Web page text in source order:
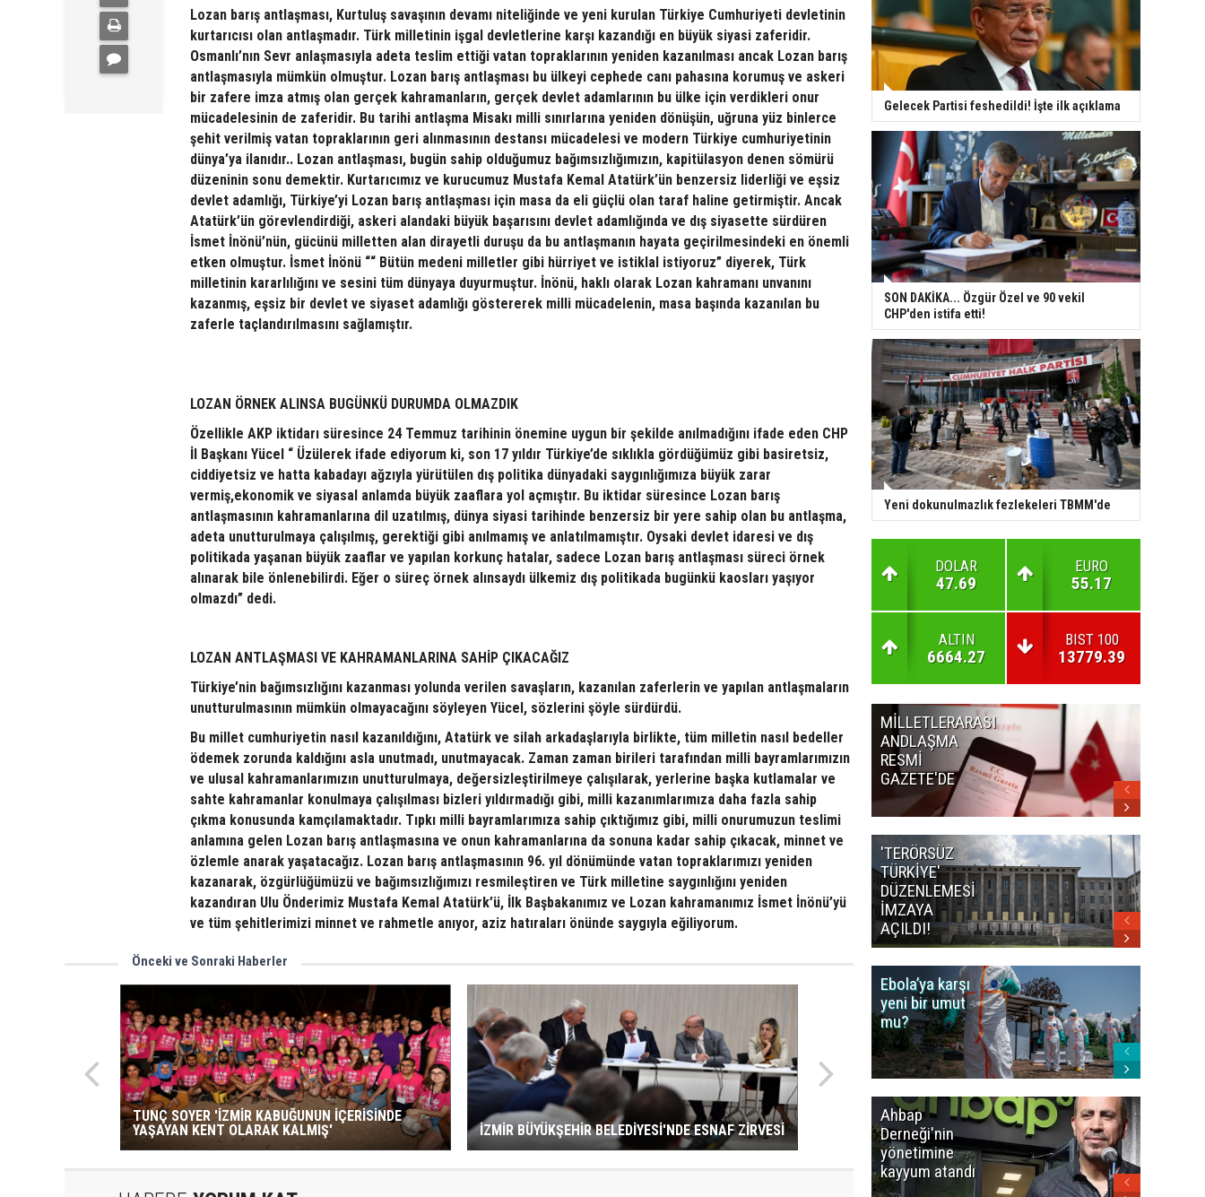
Lozan barış antlaşması, Kurtuluş savaşının devamı niteliğinde ve yeni kurulan Türkiye Cumhuriyeti devletinin
kurtarıcısı olan antlaşmadır. Türk milletinin işgal devletlerine karşı kazandığı en büyük siyasi zaferidir.
Osmanlı’nın Sevr anlaşmasıyla adeta teslim ettiği vatan topraklarının yeniden kazanılması ancak Lozan barış
antlaşmasıyla mümkün olmuştur. Lozan barış antlaşması bu ülkeyi cephede canı pahasına korumuş ve askeri
bir zafere imza atmış olan gerçek kahramanların, gerçek devlet adamlarının bu ülke için verdikleri onur
mücadelesinin de zaferidir. Bu tarihi antlaşma Misakı milli sınırlarına yeniden dönüşün, uğruna yüz binlerce
şehit verilmiş vatan topraklarının geri alınmasının destansı mücadelesi ve modern Türkiye cumhuriyetinin
dünya’ya ilanıdır.. Lozan antlaşması, bugün sahip olduğumuz bağımsızlığımızın, kapitülasyon denen sömürü
düzeninin sonu demektir. Kurtarıcımız ve kurucumuz Mustafa Kemal Atatürk’ün benzersiz liderliği ve eşsiz
devlet adamlığı, Türkiye’yi Lozan barış antlaşması için masa da eli güçlü olan taraf haline getirmiştir. Ancak
Atatürk’ün görevlendirdiği, askeri alandaki büyük başarısını devlet adamlığında ve dış siyasette sürdüren
İsmet İnönü’nün, gücünü milletten alan dirayetli duruşu da bu antlaşmanın hayata geçirilmesindeki en önemli
etken olmuştur. İsmet İnönü ““ Bütün medeni milletler gibi hürriyet ve istiklal istiyoruz” diyerek, Türk
milletinin kararlılığını ve sesini tüm dünyaya duyurmuştur. İnönü, haklı olarak Lozan kahramanı unvanını
kazanmış, eşsiz bir devlet ve siyaset adamlığı göstererek milli mücadelenin, masa başında kazanılan bu
zaferle taçlandırılmasını sağlamıştır.
LOZAN ÖRNEK ALINSA BUGÜNKÜ DURUMDA OLMAZDIK
Özellikle AKP iktidarı süresince 24 Temmuz tarihinin önemine uygun bir şekilde anılmadığını ifade eden CHP
İl Başkanı Yücel “ Üzülerek ifade ediyorum ki, son 17 yıldır Türkiye’de sıklıkla gördüğümüz gibi basiretsiz,
ciddiyetsiz ve hatta kabadayı ağzıyla yürütülen dış politika dünyadaki saygınlığımıza büyük zarar
vermiş,ekonomik ve siyasal anlamda büyük zaaflara yol açmıştır. Bu iktidar süresince Lozan barış
antlaşmasının kahramanlarına dil uzatılmış, dünya siyasi tarihinde benzersiz bir yere sahip olan bu antlaşma,
adeta unutturulmaya çalışılmış, gerektiği gibi anılmamış ve anlatılmamıştır. Oysaki devlet idaresi ve dış
politikada yaşanan büyük zaaflar ve yapılan korkunç hatalar, sadece Lozan barış antlaşması süreci örnek
alınarak bile önlenebilirdi. Eğer o süreç örnek alınsaydı ülkemiz dış politikada bugünkü kaosları yaşıyor
olmazdı” dedi.
LOZAN ANTLAŞMASI VE KAHRAMANLARINA SAHİP ÇIKACAĞIZ
Türkiye’nin bağımsızlığını kazanması yolunda verilen savaşların, kazanılan zaferlerin ve yapılan antlaşmaların
unutturulmasının mümkün olmayacağını söyleyen Yücel, sözlerini şöyle sürdürdü.
Bu millet cumhuriyetin nasıl kazanıldığını, Atatürk ve silah arkadaşlarıyla birlikte, tüm milletin nasıl bedeller
ödemek zorunda kaldığını asla unutmadı, unutmayacak. Zaman zaman birileri tarafından milli bayramlarımızın
ve ulusal kahramanlarımızın unutturulmaya, değersizleştirilmeye çalışılarak, yerlerine başka kutlamalar ve
sahte kahramanlar konulmaya çalışılması bizleri yıldırmadığı gibi, milli kazanımlarımıza daha fazla sahip
çıkma konusunda kamçılamaktadır. Tıpkı milli bayramlarımıza sahip çıktığımız gibi, milli onurumuzun teslimi
anlamına gelen Lozan barış antlaşmasına ve onun kahramanlarına da sonuna kadar sahip çıkacak, minnet ve
özlemle anarak yaşatacağız. Lozan barış antlaşmasının 96. yıl dönümünde vatan topraklarımızı yeniden
kazanarak, özgürlüğümüzü ve bağımsızlığımızı resmileştiren ve Türk milletine saygınlığını yeniden
kazandıran Ulu Önderimiz Mustafa Kemal Atatürk’ü, İlk Başbakanımız ve Lozan kahramanımız İsmet İnönü’yü
ve tüm şehitlerimizi minnet ve rahmetle anıyor, aziz hatıraları önünde saygıyla eğiliyorum.
Önceki ve Sonraki Haberler
TUNÇ SOYER 'İZMİR KABUĞUNUN İÇERİSİNDE
YAŞAYAN KENT OLARAK KALMIŞ'
İZMİR BÜYÜKŞEHİR BELEDİYESİ'NDE ESNAF ZİRVESİ
Gelecek Partisi feshedildi! İşte ilk açıklama
SON DAKİKA... Özgür Özel ve 90 vekil
CHP'den istifa etti!
Yeni dokunulmazlık fezlekeleri TBMM'de
DOLAR
47.69
EURO
55.17
ALTIN
6664.27
BIST 100
13779.39
MİLLETLERARASI
ANDLAŞMA
RESMİ
GAZETE'DE
'TERÖRSÜZ
TÜRKİYE'
DÜZENLEMESİ
İMZAYA
AÇILDI!
Ebola’ya karşı
yeni bir umut
mu?
Ahbap
Derneği'nin
yönetimine
kayyum atandı